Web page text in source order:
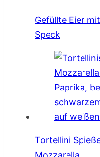
Gefüllte Eier
Speck
Tortellini
Mozzarella